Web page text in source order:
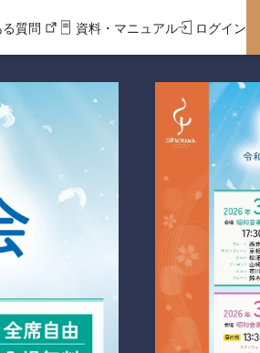
る質問 資料・マニュアル ログイン